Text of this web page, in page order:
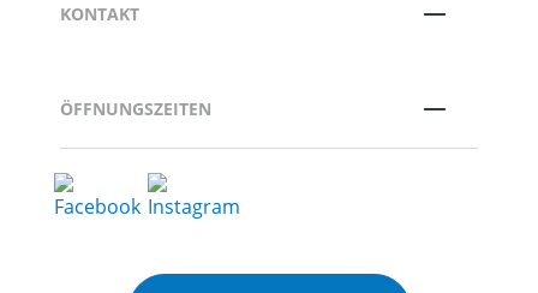
KONTAKT
ÖFFNUNGSZEITEN